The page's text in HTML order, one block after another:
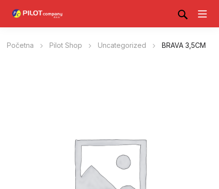
Početna Pilot Shop Uncategorized BRAVA 3,5CM